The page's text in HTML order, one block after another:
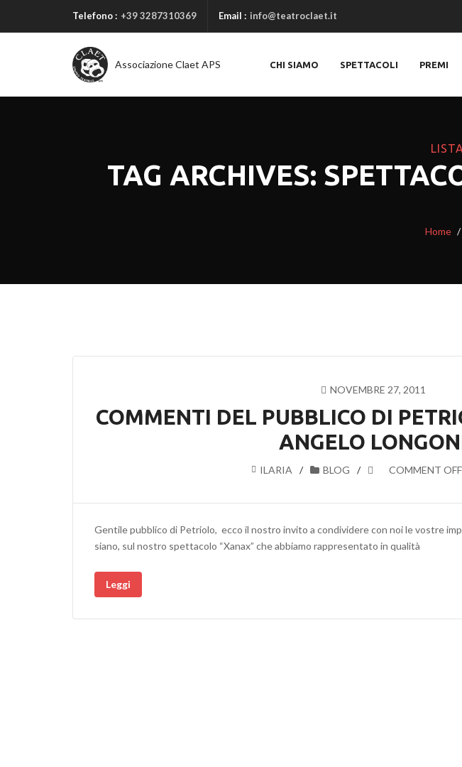
Telefono : +39 3287310369 Email : info@teatroclaet.it
Associazione Claet APS CHI SIAMO SPETTACOLI PREMI
TAG ARCHIVES:
Home
NOVEMBRE 27, 2011
COMMENTI DEL PUBBLICO DI
ANGELO
ILARIA BLOG COMMENT OFF
Gentile pubblico di Petriolo, ecco il nostro invito a condividere con noi le vostre
siano, sul nostro spettacolo “Xanax” che abbiamo rappresentato in qualità
Leggi